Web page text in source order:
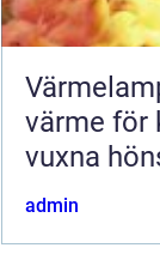
värme för
vuxna
admin